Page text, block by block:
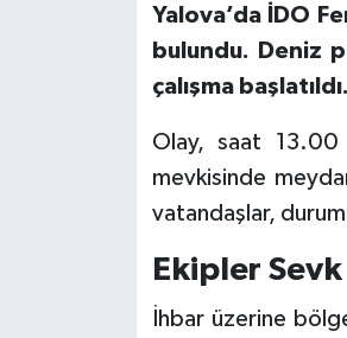
Yalova’da İDO
bulundu. Deniz
çalışma başlatıldı.
Olay, saat 13.00
mevkisinde
vatandaşlar,
Ekipler
İhbar üzerine